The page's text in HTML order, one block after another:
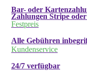
Bar- oder
Zahlungen Stripe
Festpreis
Alle Gebühren
Kundenservice
24/7 verfügbar